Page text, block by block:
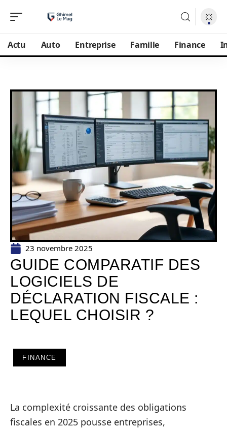
Actu Auto Entreprise Famille Finance
23 novembre 2025
GUIDE COMPARATIF DES
LOGICIELS DE
DÉCLARATION FISCALE :
LEQUEL CHOISIR ?
FINANCE
La complexité croissante des obligations
fiscales en 2025 pousse entreprises,